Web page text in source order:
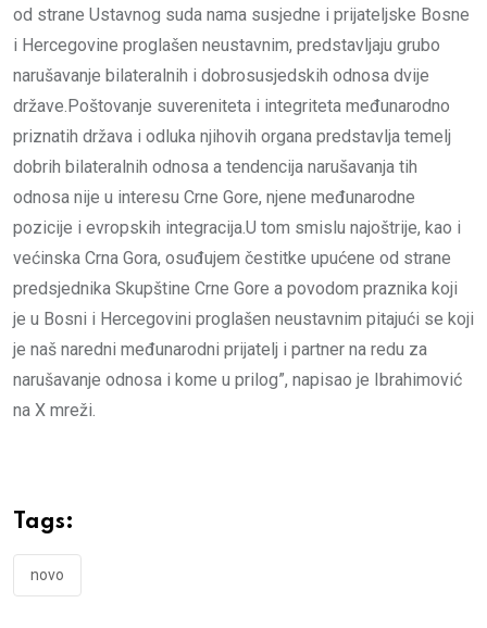
od strane Ustavnog suda nama susjedne i prijateljske Bosne
i Hercegovine proglašen neustavnim, predstavljaju grubo
narušavanje bilateralnih i dobrosusjedskih odnosa dvije
države.Poštovanje suvereniteta i integriteta međunarodno
priznatih država i odluka njihovih organa predstavlja temelj
dobrih bilateralnih odnosa a tendencija narušavanja tih
odnosa nije u interesu Crne Gore, njene međunarodne
pozicije i evropskih integracija.U tom smislu najoštrije, kao i
većinska Crna Gora, osuđujem čestitke upućene od strane
predsjednika Skupštine Crne Gore a povodom praznika koji
je u Bosni i Hercegovini proglašen neustavnim pitajući se koji
je naš naredni međunarodni prijatelj i partner na redu za
narušavanje odnosa i kome u prilog”, napisao je Ibrahimović
na X mreži.
Tags:
novo